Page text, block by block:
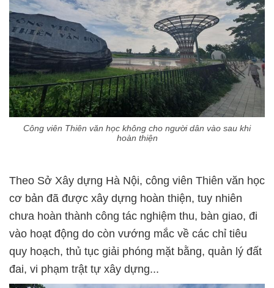
Công viên Thiên văn học không cho người dân vào sau khi
hoàn thiện
Theo Sở Xây dựng Hà Nội, công viên Thiên văn học
cơ bản đã được xây dựng hoàn thiện, tuy nhiên
chưa hoàn thành công tác nghiệm thu, bàn giao, đi
vào hoạt động do còn vướng mắc về các chỉ tiêu
quy hoạch, thủ tục giải phóng mặt bằng, quản lý đất
đai, vi phạm trật tự xây dựng...